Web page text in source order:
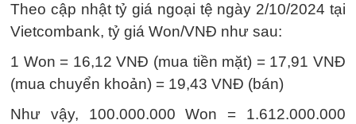
Theo cập nhật tỷ giá ngoại tệ ngày 2/10/2024 tại
Vietcombank, tỷ giá Won/VNĐ như sau:
1 Won = 16,12 VNĐ (mua tiền mặt) = 17,91 VNĐ
(mua chuyển khoản) = 19,43 VNĐ (bán)
Như vậy, 100.000.000 Won = 1.612.000.000